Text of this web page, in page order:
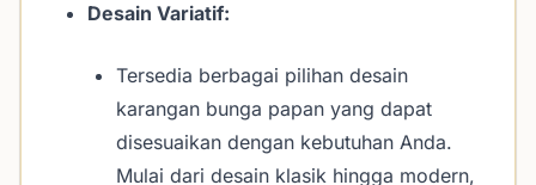
Desain Variatif:
Tersedia berbagai pilihan desain
karangan bunga papan yang dapat
disesuaikan dengan kebutuhan Anda.
Mulai dari desain klasik hingga modern,